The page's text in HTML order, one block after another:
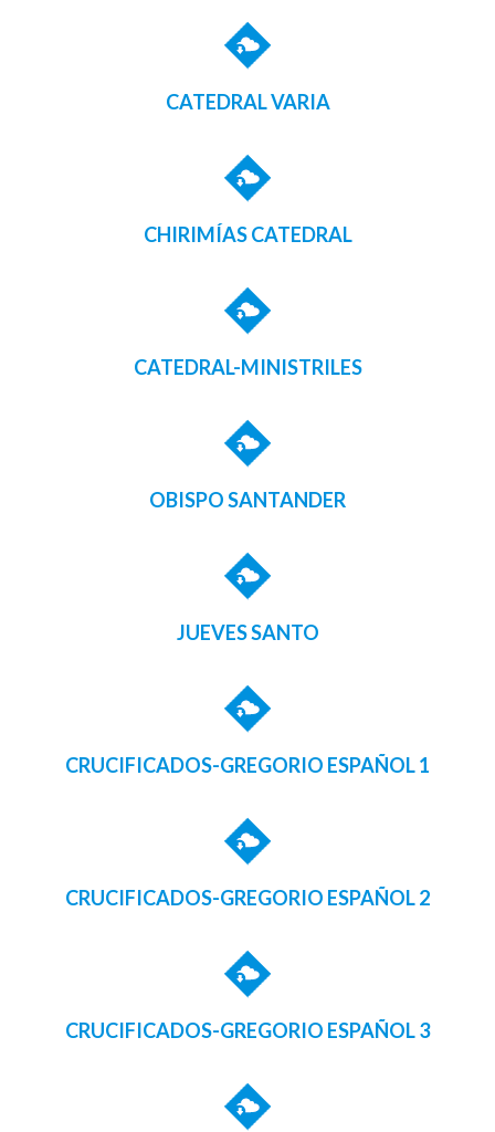
CATEDRAL VARIA
CHIRIMÍAS CATEDRAL
CATEDRAL-MINISTRILES
OBISPO SANTANDER
JUEVES SANTO
CRUCIFICADOS-GREGORIO ESPAÑOL 1
CRUCIFICADOS-GREGORIO ESPAÑOL 2
CRUCIFICADOS-GREGORIO ESPAÑOL 3